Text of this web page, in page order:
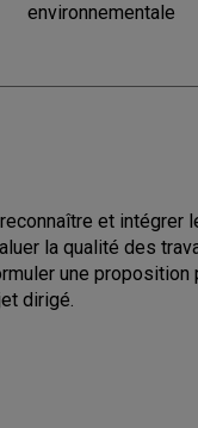
environnementale
et intégrer
la qualité des
une proposition
dirigé.